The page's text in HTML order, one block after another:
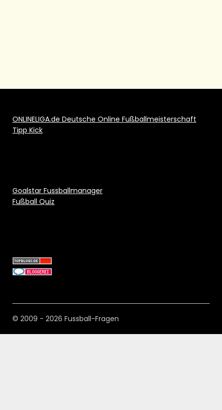
ONLINELIGA.de Deutsche Online Fußballmeisterschaft
Tipp Kick
Goalstar Fussballmanager
Fußball Quiz
© 2009 - 2026 Fussball-Fragen